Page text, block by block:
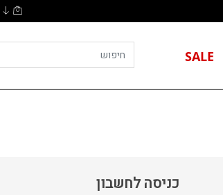
SALE
כניסה לחשבון